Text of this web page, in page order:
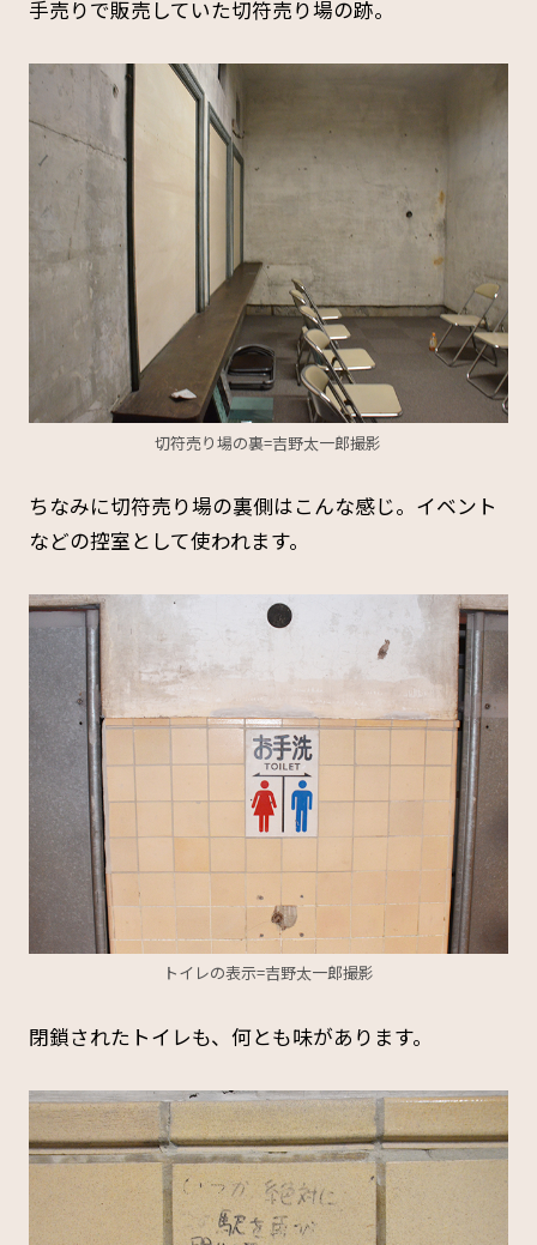
手売りで販売していた切符売り場の跡。
切符売り場の裏=吉野太一郎撮影
ちなみに切符売り場の裏側はこんな感じ。イベント
などの控室として使われます。
トイレの表示=吉野太一郎撮影
閉鎖されたトイレも、何とも味があります。